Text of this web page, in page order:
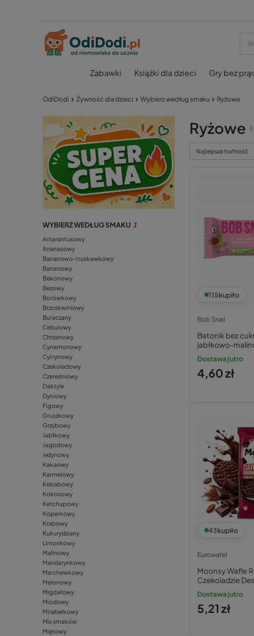
Zabawki Książki dla dzieci Gry bez
OdiDodi Żywność dla dzieci Wybierz według smaku Ryżowe
WYBIERZ WEDŁUG SMAKU
Amarantusowy
Ananasowy
Bananowo-truskawkowy
Bananowy
Bekonowy
Bezowy
Borówkowy
Brzoskwiniowy
Buraczany
Cebulowy
Chrzanowy
Cynamonowy
Cytrynowy
Czekoladowy
Czereśniowy
Daktyle
Dyniowy
Figowy
Gruszkowy
Grzybowy
Jabłkowy
Jagodowy
Jeżynowy
Kakaowy
Karmelowy
Kebabowy
Kokosowy
Ketchupowy
Koperkowy
Krabowy
Kukurydziany
Limonkowy
Malinowy
Mandarynkowy
Marchewkowy
Melonowy
Migdałowy
Miodowy
Mirabelkowy
Mix smaków
Miętowy
Ryżowe (
Najlepsza trafność
115kupiło
Bob Snail
Batonik bez
jabłkowo-
Dostawa jutro
4,60 zł
43kupiło
Eurowafel
Moonsy Wafle
Czekoladzie
Dostawa jutro
5,21 zł